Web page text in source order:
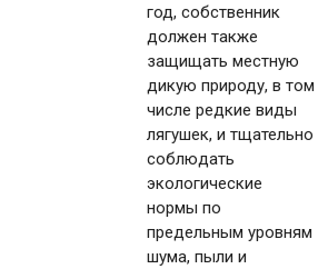
год, собственник
должен также
защищать местную
дикую природу, в том
числе редкие виды
лягушек, и тщательно
соблюдать
экологические
нормы по
предельным уровням
шума, пыли и